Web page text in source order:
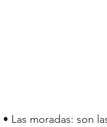
• Las moradas: son